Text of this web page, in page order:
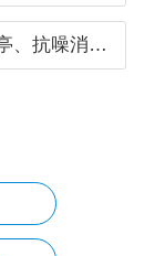
公用电话亭、抗噪消音亭